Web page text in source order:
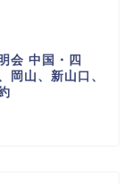
会 中国・四
山、新山口、